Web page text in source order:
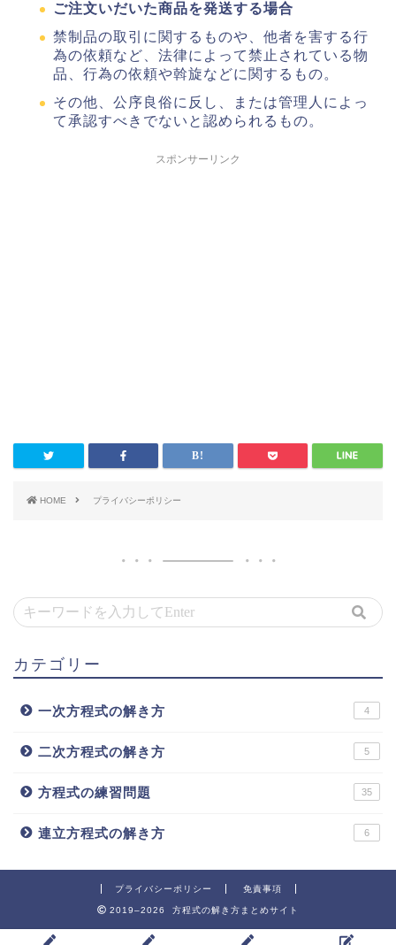
ご注文いだいた商品を発送する場合
禁制品の取引に関するものや、他者を害する行
為の依頼など、法律によって禁止されている物
品、行為の依頼や斡旋などに関するもの。
その他、公序良俗に反し、または管理人によっ
て承認すべきでないと認められるもの。
スポンサーリンク
HOME プライバシーポリシー
カテゴリー
一次方程式の解き方 4
二次方程式の解き方 5
方程式の練習問題 35
連立方程式の解き方 6
プライバシーポリシー 免責事項
2019–2026 方程式の解き方まとめサイト